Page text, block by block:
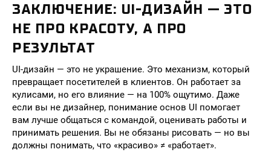
ЗАКЛЮЧЕНИЕ: UI-ДИЗАЙН — ЭТО
НЕ ПРО КРАСОТУ, А ПРО
РЕЗУЛЬТАТ
UI-дизайн — это не украшение. Это механизм, который
превращает посетителей в клиентов. Он работает за
кулисами, но его влияние — на 100% ощутимо. Даже
если вы не дизайнер, понимание основ UI помогает
вам лучше общаться с командой, оценивать работы и
принимать решения. Вы не обязаны рисовать — но вы
должны понимать, что «красиво» ≠ «работает».